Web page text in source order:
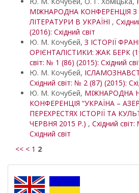
МІЖНАРОДНА КОНФЕРЕНЦІЯ З
ЛІТЕРАТУРИ В УКРАЇНІ ,
(2016): Східний світ
Ю. М. Кочубей, З ІСТОРІЇ
ОРІЄНТАЛІСТИКИ: ЖАК БЕРК
світ: № 1 (86) (2015): Східний
Ю. М. Кочубей,
Східний світ: № 2 (87) (2015):
Ю. М. Кочубей, МІЖНАРОДНА
КОНФЕРЕНЦІЯ “УКРАЇНА –
ПЕРЕХРЕСТЯХ ІСТОРІЇ ТА
ЧЕРВНЯ 2015 Р.) , Східний
Східний світ
<< < 1 2